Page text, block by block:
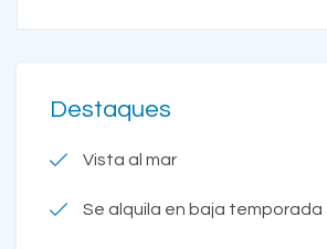
Destaques
Vista al mar
Se alquila en baja temporada